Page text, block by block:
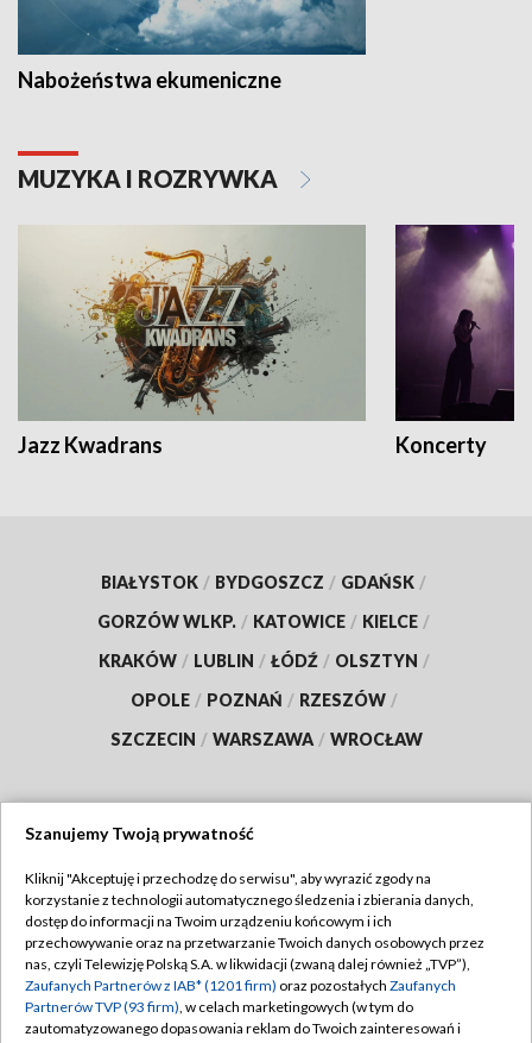
Nabożeństwa ekumeniczne
MUZYKA I ROZRYWKA
Jazz Kwadrans Koncerty
BIAŁYSTOK / BYDGOSZCZ / GDAŃSK /
GORZÓW WLKP. / KATOWICE / KIELCE /
KRAKÓW / LUBLIN / ŁÓDŹ / OLSZTYN /
OPOLE / POZNAŃ / RZESZÓW /
SZCZECIN / WARSZAWA / WROCŁAW
TVP
Abonament TVP
Emisja w TVP
Centrum informacji TVP
Regulamin TVP
Polityka prywatności
Moje zgody
Szanujemy Twoją prywatność
Kliknij "Akceptuję i przechodzę do serwisu", aby wyrazić zgody na
korzystanie z technologii automatycznego śledzenia i zbierania danych,
dostęp do informacji na Twoim urządzeniu końcowym i ich
przechowywanie oraz na przetwarzanie Twoich danych osobowych przez
nas, czyli Telewizję Polską S.A. w likwidacji (zwaną dalej również „TVP”),
Zaufanych Partnerów z IAB* (1201 firm) oraz pozostałych Zaufanych
Partnerów TVP (93 firm), w celach marketingowych (w tym do
zautomatyzowanego dopasowania reklam do Twoich zainteresowań i